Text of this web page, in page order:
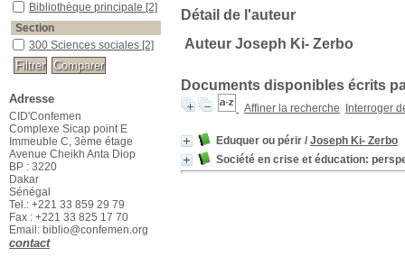
Détail de l'auteur
Auteur Joseph Ki- Zerbo
Documents disponibles écrits
Affiner la recherche Interroger
Eduquer ou périr / Joseph Ki- Zerbo
Société en crise et éducation:
Bibliothèque principale [2]
Section
300 Sciences sociales [2]
Adresse
CID'Confemen
Complexe Sicap point E
Immeuble C, 3ème étage
Avenue Cheikh Anta Diop
BP : 3220
Dakar
Sénégal
Tel.: +221 33 859 29 79
Fax : +221 33 825 17 70
Email: biblio@confemen.org
contact